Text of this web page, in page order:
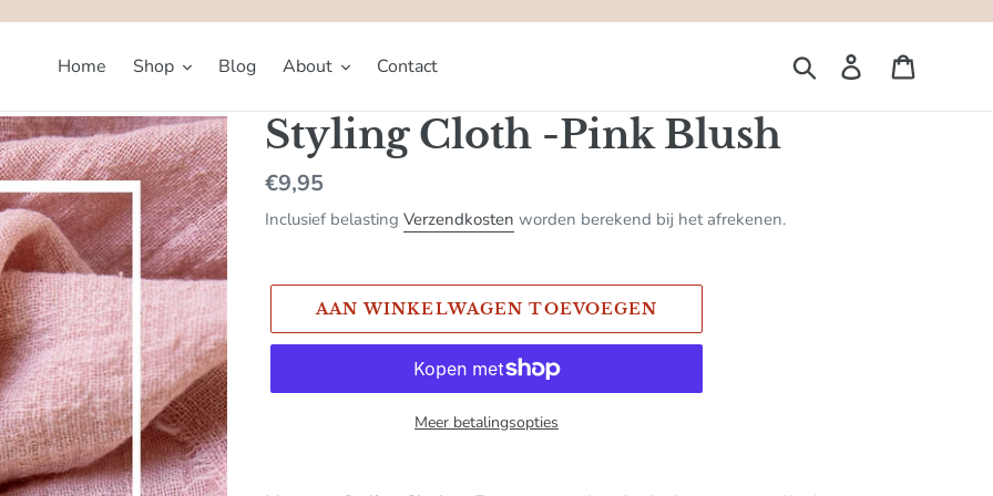
Home Shop Blog About Contact Zoeken Aanmelden
Styling Cloth -Pink Blush
Normale
prijs
€9,95
Inclusief belasting Verzendkosten worden berekend bij het afrekenen.
AAN WINKELWAGEN TOEVOEGEN
Meer betalingsopties